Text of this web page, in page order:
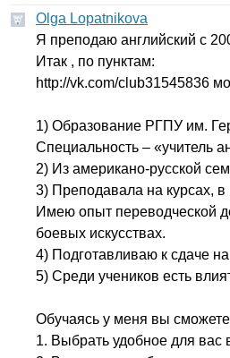
Olga Lopatnikova
Я преподаю английский с
Итак , по пунктам:
http://vk.com/club31545836
1) Образование РГПУ им.
Специальность – «учитель
2) Из американо-русской
3) Преподавала на курсах,
Имею опыт переводческой
боевых искусствах.
4) Подготавливаю к сдаче
5) Среди учеников есть
Обучаясь у меня вы
1. Выбрать удобное для